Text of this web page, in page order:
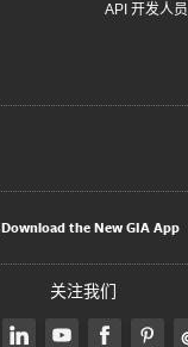
API 开发人员
Download the New GIA App
关注我们